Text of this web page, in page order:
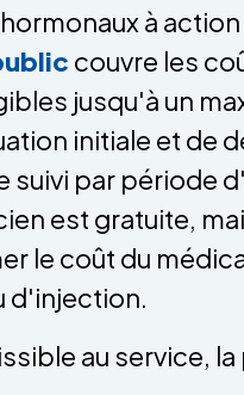
à
couvre les
jusqu'à un
initiale et de
suivi par période
est gratuite,
le coût du
d'injection.
au service,